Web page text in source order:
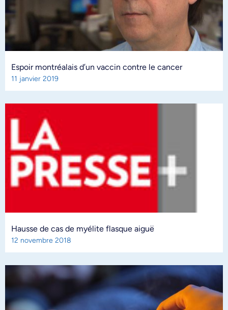
Espoir montréalais d’un vaccin contre le cancer
11 janvier 2019
Hausse de cas de myélite flasque aiguë
12 novembre 2018